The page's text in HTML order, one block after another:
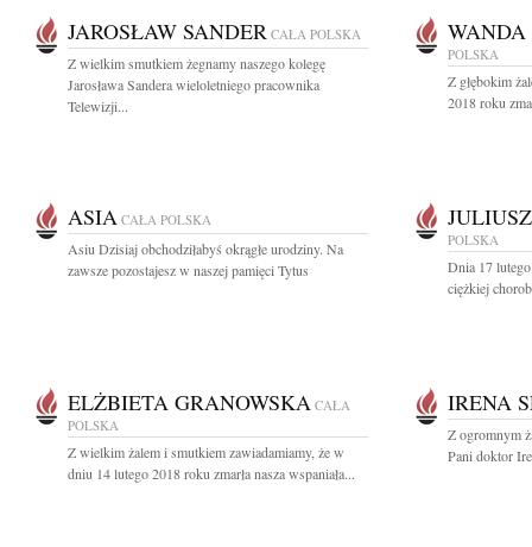
JAROSŁAW SANDER CAŁA POLSKA
Z wielkim smutkiem żegnamy naszego kolegę
Jarosława Sandera wieloletniego pracownika
Telewizji...
WANDA
POLSKA
Z głębokim
2018 roku
ASIA CAŁA POLSKA
Asiu Dzisiaj obchodziłabyś okrągłe urodziny. Na
zawsze pozostajesz w naszej pamięci Tytus
POLSKA
Dnia 17
ciężkiej
ELŻBIETA GRANOWSKA CAŁA
POLSKA
Z wielkim żalem i smutkiem zawiadamiamy, że w
dniu 14 lutego 2018 roku zmarła nasza wspaniała...
IRENA
Z ogromnym
Pani doktor